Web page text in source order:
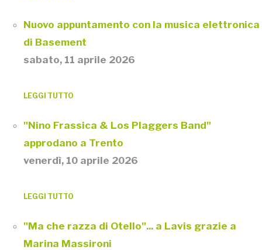
Nuovo appuntamento con la musica elettronica
di Basement
sabato, 11 aprile 2026
LEGGI TUTTO
"Nino Frassica & Los Plaggers Band"
approdano a Trento
venerdì, 10 aprile 2026
LEGGI TUTTO
"Ma che razza di Otello"... a Lavis grazie a
Marina Massironi